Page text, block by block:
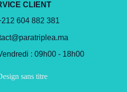
CLIENT
604 882 381
: 09h00 - 18h00